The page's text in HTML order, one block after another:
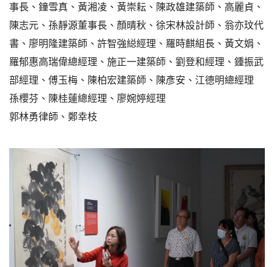
事長、鐘雪真、黃湘凌、黃崇耘、陳政雄建築師、高麗貞、
陳志元、孫靜源董事長、顏晴秋、徐宋林設計師、翁亦玟代
書、廖明隆建築師、許智強縂經理、羅時麒組長、黃文娟、
羅郁惠高瑞偉總經理、施正一建築師、劉登和經理、鍾振武
部經理、傅玉梅、陳柏宏建築師、陳彥安、江德明總經理
孫櫻芬、陳桂蓮總經理、廖婉婷經理
郭林勇律師、鄭幸枝